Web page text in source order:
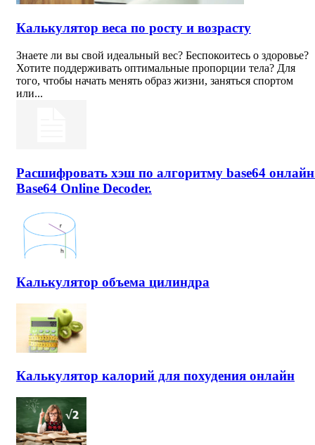
Калькулятор веса по росту и возрасту
Знаете ли вы свой идеальный вес? Беспокоитесь о здоровье?
Хотите поддерживать оптимальные пропорции тела? Для
того, чтобы начать менять образ жизни, заняться спортом
или...
Расшифровать хэш по алгоритму base64
Base64 Online Decoder.
Калькулятор объема цилиндра
Калькулятор калорий для похудения онлайн